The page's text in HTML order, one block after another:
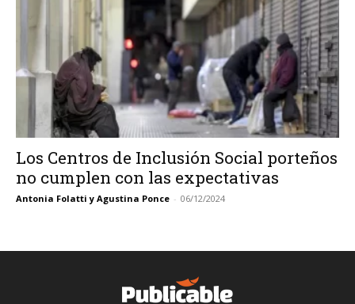
Los Centros de Inclusión Social porteños
no cumplen con las expectativas
Antonia Folatti y Agustina Ponce - 06/12/2024